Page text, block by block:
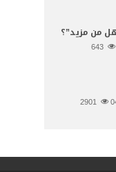
من مزيد”؟